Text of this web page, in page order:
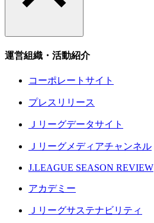
運営組織・活動紹介
コーポレートサイト
プレスリリース
Ｊリーグデータサイト
Ｊリーグメディアチャンネル
J.LEAGUE SEASON REVIEW
アカデミー
Ｊリーグサステナビリティ